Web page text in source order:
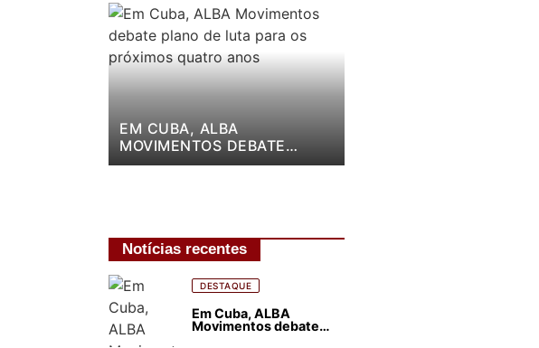
EM CUBA, ALBA
MOVIMENTOS DEBATE
PLANO DE LUTA PARA OS
Notícias recentes
DESTAQUE
Em Cuba, ALBA
Movimentos debate